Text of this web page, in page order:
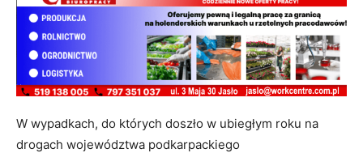
W wypadkach, do których doszło w ubiegłym roku na
drogach województwa podkarpackiego